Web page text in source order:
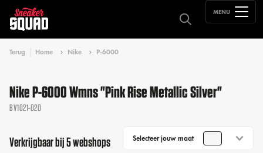
MENU
Terug Home Nike P-6000
Nike P-6000 Wmns "Pink Rise Metallic Silver"
BV1021-020
Verkrijgbaar bij 5 webshops Selecteer jouw maat